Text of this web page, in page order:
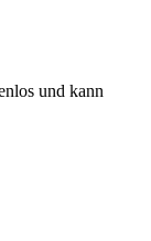
und kann